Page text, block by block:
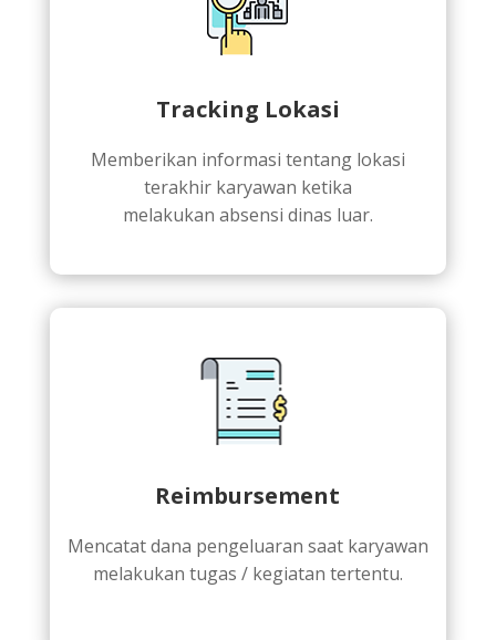
Tracking Lokasi
Memberikan informasi tentang lokasi
terakhir karyawan ketika
melakukan absensi dinas luar.
Reimbursement
Mencatat dana pengeluaran saat karyawan
melakukan tugas / kegiatan tertentu.